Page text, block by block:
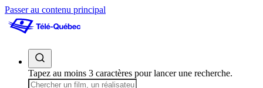
Passer au contenu principal
Tapez au moins 3 caractères pour lancer une recherche.